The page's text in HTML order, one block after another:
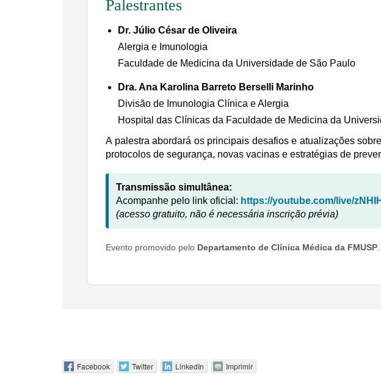
Palestrantes
Dr. Júlio César de Oliveira
Alergia e Imunologia
Faculdade de Medicina da Universidade de São Paulo
Dra. Ana Karolina Barreto Berselli Marinho
Divisão de Imunologia Clínica e Alergia
Hospital das Clínicas da Faculdade de Medicina da
A palestra abordará os principais desafios e atualizações
protocolos de segurança, novas vacinas e estratégias de
Transmissão simultânea:
Acompanhe pelo link oficial: https://youtube.com/live/
(acesso gratuito, não é necessária inscrição prévia)
Evento promovido pelo Departamento de Clínica Médica da FMUSP
Facebook Twitter LinkedIn Imprimir